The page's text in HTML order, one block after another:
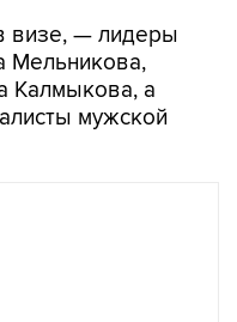
визе, — лидеры
Мельникова,
Калмыкова, а
мужской